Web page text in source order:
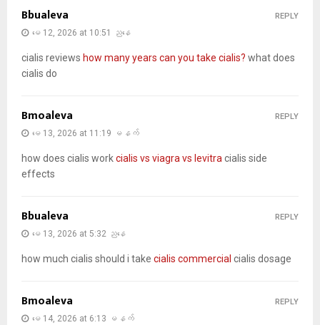
Bbualeva
မေ 12, 2026 at 10:51 ညနေ
cialis reviews how many years can you take cialis? what does
cialis do
REPLY
Bmoaleva
မေ 13, 2026 at 11:19 မနက်
how does cialis workcialis vs viagra vs levitra cialis side
effects
REPLY
Bbualeva
မေ 13, 2026 at 5:32 ညနေ
how much cialis should i take cialis commercial cialis dosage
REPLY
Bmoaleva
မေ 14, 2026 at 6:13 မနက်
REPLY